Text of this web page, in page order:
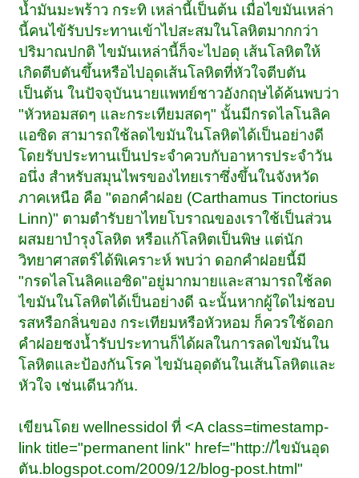
น้ำมันมะพร้าว กระทิ เหล่านี้เป็นต้น เมื่อไขมันเหล่า
นี้คนไข้รับประทานเข้าไปสะสมในโลหิตมากกว่า
ปริมาณปกติ ไขมันเหล่านี้ก็จะไปอดุ เส้นโลหิตให้
เกิดตีบตันขึ้นหรือไปอุดเส้นโลหิตที่หัวใจตีบตัน
เป็นต้น ในปัจจุบันนายแพทย์ชาวอังกฤษได้ค้นพบว่า
"หัวหอมสดๆ และกระเทียมสดๆ" นั้นมีกรดไลโนลิค
แอซิด สามารถใช้ลดไขมันในโลหิตได้เป็นอย่างดี
โดยรับประทานเป็นประจำควบกับอาหารประจำวัน
อนึ่ง สำหรับสมุนไพรของไทยเราซึ่งขึ้นในจังหวัด
ภาคเหนือ คือ "ดอกคำฝอย (Carthamus Tinctorius
Linn)" ตามตำรับยาไทยโบราณของเราใช้เป็นส่วน
ผสมยาบำรุงโลหิต หรือแก้โลหิตเป็นพิษ แต่นัก
วิทยาศาสตร์ได้พิเคราะห์ พบว่า ดอกคำฝอยนี้มี
"กรดไลโนลิคแอซิด"อยู่มากมายและสามารถใช้ลด
ไขมันในโลหิตได้เป็นอย่างดี ฉะนั้นหากผู้ใดไม่ชอบ
รสหรือกลิ่นของ กระเทียมหรือหัวหอม ก็ควรใช้ดอก
คำฝอยชงน้ำรับประทานก็ได้ผลในการลดไขมันใน
โลหิตและป้องกันโรค ไขมันอุดตันในเส้นโลหิตและ
หัวใจ เช่นเดีนวกัน.
เขียนโดย wellnessidol ที่ <A class=timestamp-
link title="permanent link" href="http://ไขมันอุด
ตัน.blogspot.com/2009/12/blog-post.html"